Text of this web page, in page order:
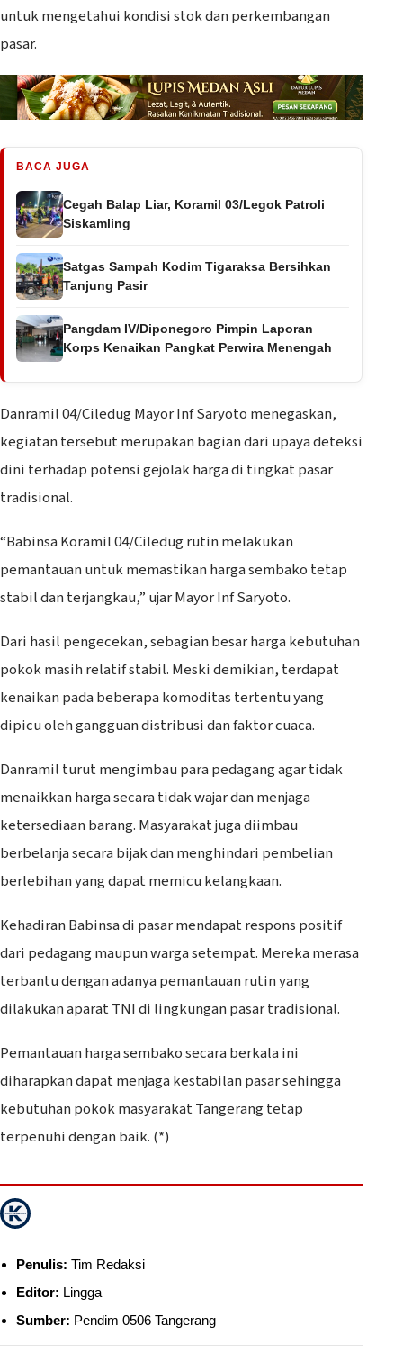
untuk mengetahui kondisi stok dan perkembangan
pasar.
BACA JUGA
Cegah Balap Liar, Koramil 03/Legok Patroli
Siskamling
Satgas Sampah Kodim Tigaraksa Bersihkan
Tanjung Pasir
Pangdam IV/Diponegoro Pimpin Laporan
Korps Kenaikan Pangkat Perwira Menengah
Danramil 04/Ciledug Mayor Inf Saryoto menegaskan,
kegiatan tersebut merupakan bagian dari upaya deteksi
dini terhadap potensi gejolak harga di tingkat pasar
tradisional.
“Babinsa Koramil 04/Ciledug rutin melakukan
pemantauan untuk memastikan harga sembako tetap
stabil dan terjangkau,” ujar Mayor Inf Saryoto.
Dari hasil pengecekan, sebagian besar harga kebutuhan
pokok masih relatif stabil. Meski demikian, terdapat
kenaikan pada beberapa komoditas tertentu yang
dipicu oleh gangguan distribusi dan faktor cuaca.
Danramil turut mengimbau para pedagang agar tidak
menaikkan harga secara tidak wajar dan menjaga
ketersediaan barang. Masyarakat juga diimbau
berbelanja secara bijak dan menghindari pembelian
berlebihan yang dapat memicu kelangkaan.
Kehadiran Babinsa di pasar mendapat respons positif
dari pedagang maupun warga setempat. Mereka merasa
terbantu dengan adanya pemantauan rutin yang
dilakukan aparat TNI di lingkungan pasar tradisional.
Pemantauan harga sembako secara berkala ini
diharapkan dapat menjaga kestabilan pasar sehingga
kebutuhan pokok masyarakat Tangerang tetap
terpenuhi dengan baik. (*)
Penulis: Tim Redaksi
Editor: Lingga
Sumber: Pendim 0506 Tangerang